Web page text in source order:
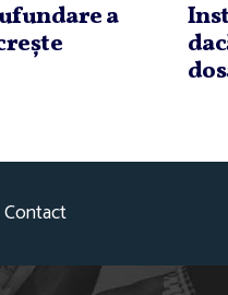
a
Contact